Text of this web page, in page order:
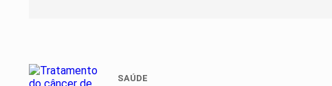
SAÚDE